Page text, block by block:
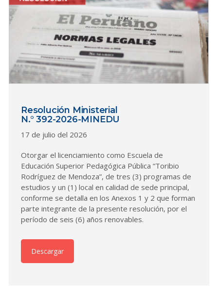
Resolución Ministerial
N.° 392-2026-MINEDU
17 de julio del 2026
Otorgar el licenciamiento como Escuela de
Educación Superior Pedagógica Pública “Toribio
Rodríguez de Mendoza”, de tres (3) programas de
estudios y un (1) local en calidad de sede principal,
conforme se detalla en los Anexos 1 y 2 que forman
parte integrante de la presente resolución, por el
período de seis (6) años renovables.
Descargar